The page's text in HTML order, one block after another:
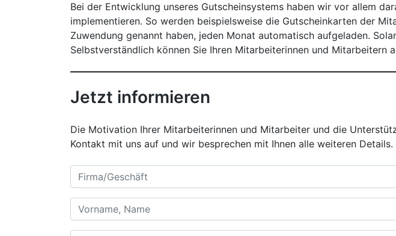
Bei der Entwicklung unseres Gutscheinsystems haben wir vor allem
implementieren. So werden beispielsweise die Gutscheinkarten der
Zuwendung genannt haben, jeden Monat automatisch aufgeladen.
Selbstverständlich können Sie Ihren Mitarbeiterinnen und Mitarbeitern
Jetzt informieren
Die Motivation Ihrer Mitarbeiterinnen und Mitarbeiter und die
Kontakt mit uns auf und wir besprechen mit Ihnen alle weiteren Details.